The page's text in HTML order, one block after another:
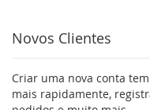
Novos Clientes
Criar uma nova conta
mais rapidamente,